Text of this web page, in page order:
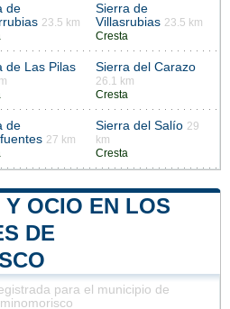
de
23.5 km
Sierra de
Villasrubias 23.5 km
Cresta
de Las Pilas Sierra del Carazo
26.1 km
Cresta
de
27 km
Sierra del Salío 29
km
Cresta
OCIO EN LOS
DE
para el municipio de